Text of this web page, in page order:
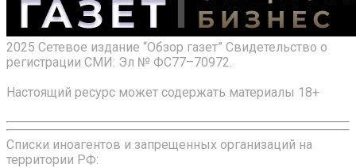
2025 Сетевое издание “Обзор газет” Свидетельство о
регистрации СМИ: Эл № ФС77–70972.
Настоящий ресурс может содержать материалы 18+
Списки иноагентов и запрещенных организаций на
территории РФ: